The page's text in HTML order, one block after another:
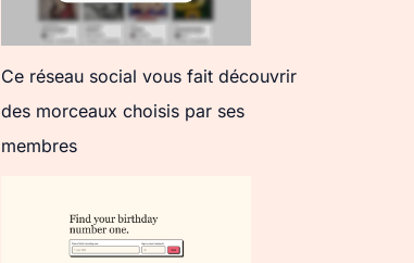
Ce réseau social vous fait découvrir
des morceaux choisis par ses
membres